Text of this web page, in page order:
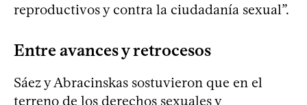
reproductivos y contra la ciudadanía sexual”.
Entre avances y retrocesos
Sáez y Abracinskas sostuvieron que en el
terreno de los derechos sexuales y